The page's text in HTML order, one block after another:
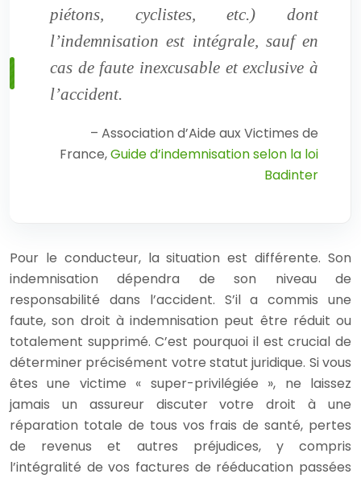
piétons, cyclistes, etc.) dont
l’indemnisation est intégrale, sauf en
cas de faute inexcusable et exclusive à
l’accident.
– Association d’Aide aux Victimes de
France,Guide d’indemnisation selon la loi
Badinter
Pour le conducteur, la situation est différente. Son
indemnisation dépendra de son niveau de
responsabilité dans l’accident. S’il a commis une
faute, son droit à indemnisation peut être réduit ou
totalement supprimé. C’est pourquoi il est crucial de
déterminer précisément votre statut juridique. Si vous
êtes une victime « super-privilégiée », ne laissez
jamais un assureur discuter votre droit à une
réparation totale de tous vos frais de santé, pertes
de revenus et autres préjudices, y compris
l’intégralité de vos factures de rééducation passées